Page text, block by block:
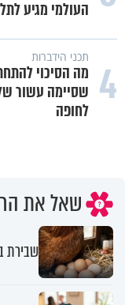
העולמי מגיע
4 תכני הידברות
שסיימה עשור
לחופה
שאל את
שבירת